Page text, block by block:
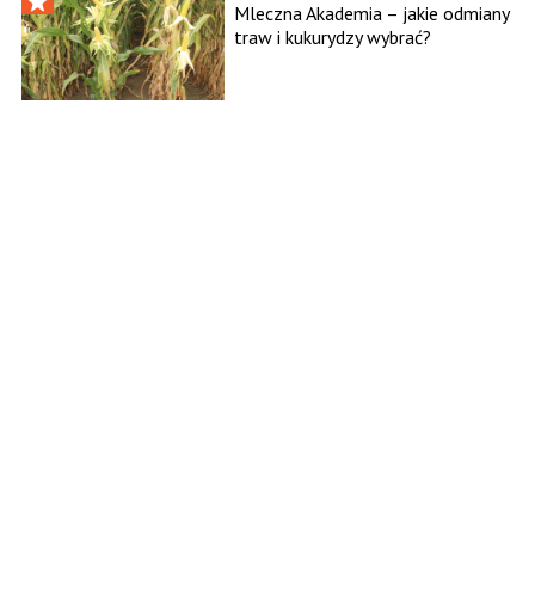
Mleczna Akademia – jakie odmiany
traw i kukurydzy wybrać?